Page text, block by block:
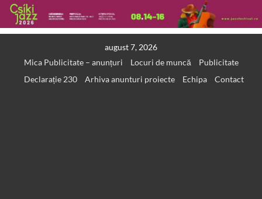
august 7, 2026
Mica Publicitate – anunțuri
Locuri de muncă
Publicitate
Declarație 230
Arhiva anunturi proiecte Echipa Contact